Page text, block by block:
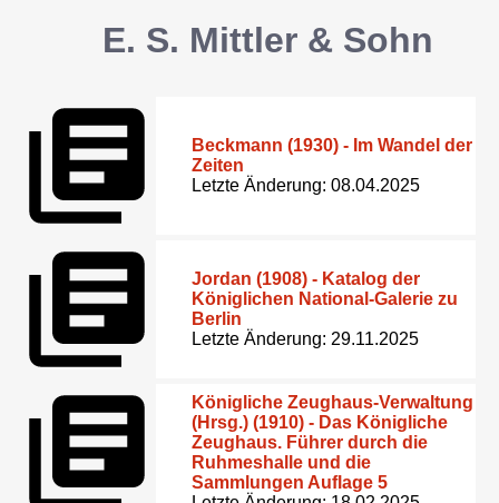
E. S. Mittler & Sohn
Beckmann (1930) - Im Wandel der
Zeiten
Letzte Änderung: 08.04.2025
Jordan (1908) - Katalog der
Königlichen National-Galerie zu
Berlin
Letzte Änderung: 29.11.2025
Königliche Zeughaus-Verwaltung
(Hrsg.) (1910) - Das Königliche
Zeughaus. Führer durch die
Ruhmeshalle und die
Sammlungen Auflage 5